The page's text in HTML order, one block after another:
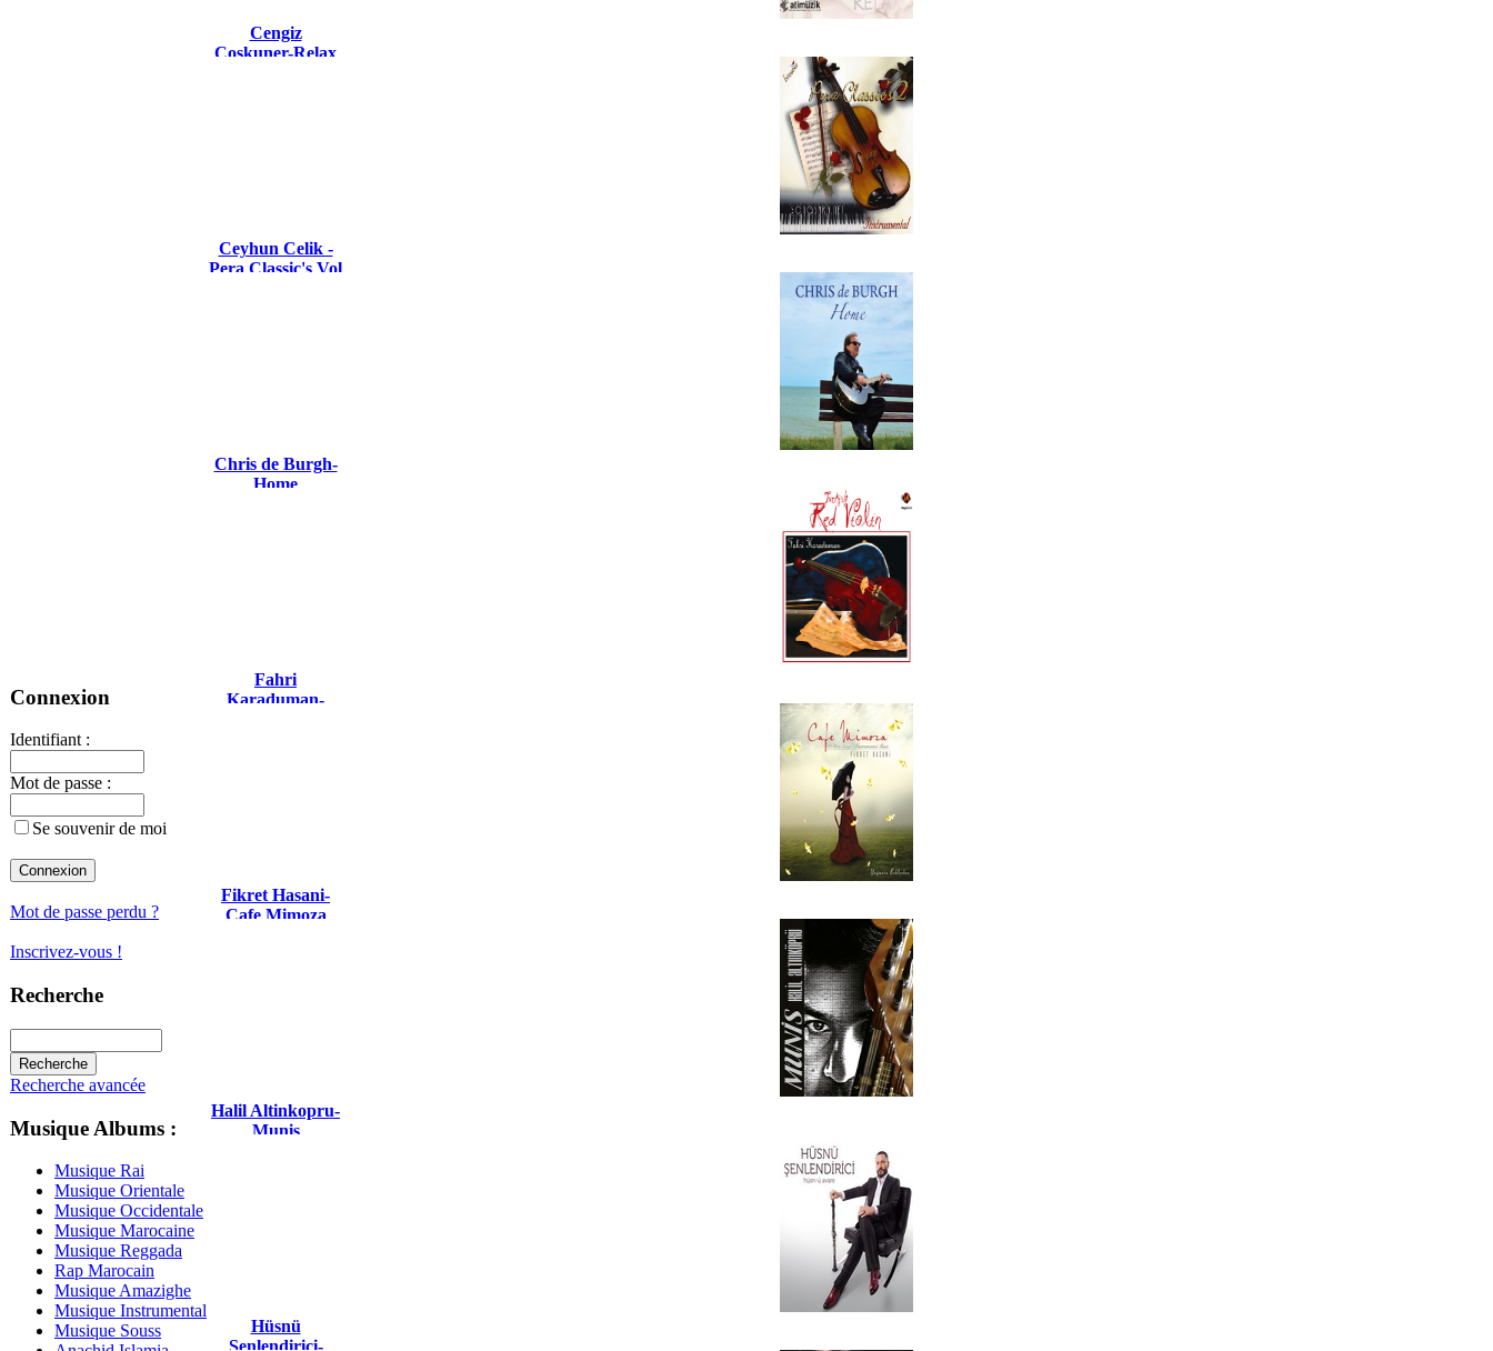
Connexion
Identifiant :
Mot de passe :
Se souvenir de moi
Mot de passe perdu ?
Inscrivez-vous !
Recherche
Recherche avancée
Musique Albums :
Musique Rai
Musique Orientale
Musique Occidentale
Musique Marocaine
Musique Reggada
Rap Marocain
Musique Amazighe
Musique Instrumental
Musique Souss
Cengiz
Coskuner-Relax
Ceyhun Celik -
Pera Classic's Vol
Chris de Burgh-
Home
Fahri
Karaduman-
Fikret Hasani-
Cafe Mimoza
Halil Altinkopru-
Munis
Hüsnü
Şenlendirici-